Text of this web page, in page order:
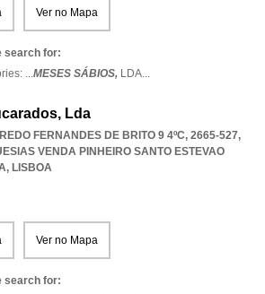
Ver no Mapa
search for:
...MESES SÁBIOS, LDA...
Lda
FERNANDES DE BRITO 9 4ºC, 2665-527,
VENDA PINHEIRO SANTO ESTEVAO
, LISBOA
Ver no Mapa
search for: